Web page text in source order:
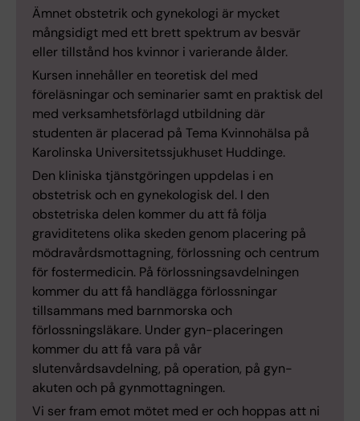
Ämnet obstetrik och gynekologi är mycket
mångsidigt med ett brett spektrum av besvär
eller tillstånd hos kvinnor i varierande ålder.
Kursen innehåller en teoretisk del med
föreläsningar och seminarier samt en praktisk del
med verksamhetsförlagd utbildning där
studenten är placerad på Tema Kvinnohälsa på
Karolinska Universitetssjukhuset Huddinge.
Den kliniska tjänstgöringen uppdelas i en
obstetrisk och en gynekologisk del. I den
obstetriska delen kommer du att få följa
graviditetens olika skeden genom placering på
mödravårdsmottagning, förlossning och centrum
för fostermedicin. På förlossningsavdelningen
kommer du att få handlägga förlossningar
tillsammans med barnmorska och
förlossningsläkare. Under gyn-placeringen
kommer du att få vara på vår
slutenvårdsavdelning, på operation, på gyn-
akuten och på gynmottagningen.
Vi ser fram emot mötet med er och hoppas att ni